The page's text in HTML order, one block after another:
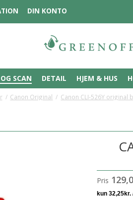
DIN KONTO
SCAN DETAIL HJEM & HUS
/ Canon Original / Canon CLI-526Y
Pris